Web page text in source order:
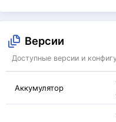
Версии
Доступные версии и
Аккумулятор